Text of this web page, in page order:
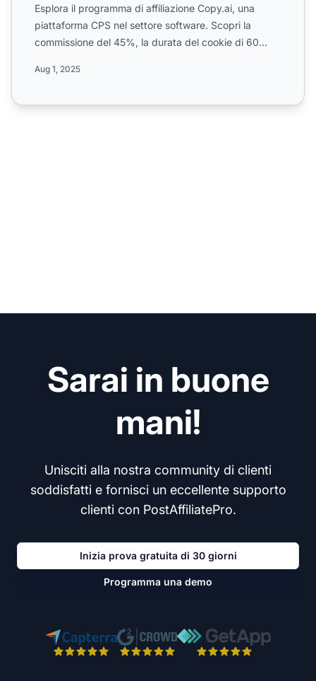
Esplora il programma di affiliazione Copy.ai, una
piattaforma CPS nel settore software. Scopri la
commissione del 45%, la durata del cookie di 60
Aug 1, 2025
Sarai in buone
mani!
Unisciti alla nostra community di clienti
soddisfatti e fornisci un eccellente supporto
clienti con PostAffiliatePro.
Inizia prova gratuita di 30 giorni
Programma una demo